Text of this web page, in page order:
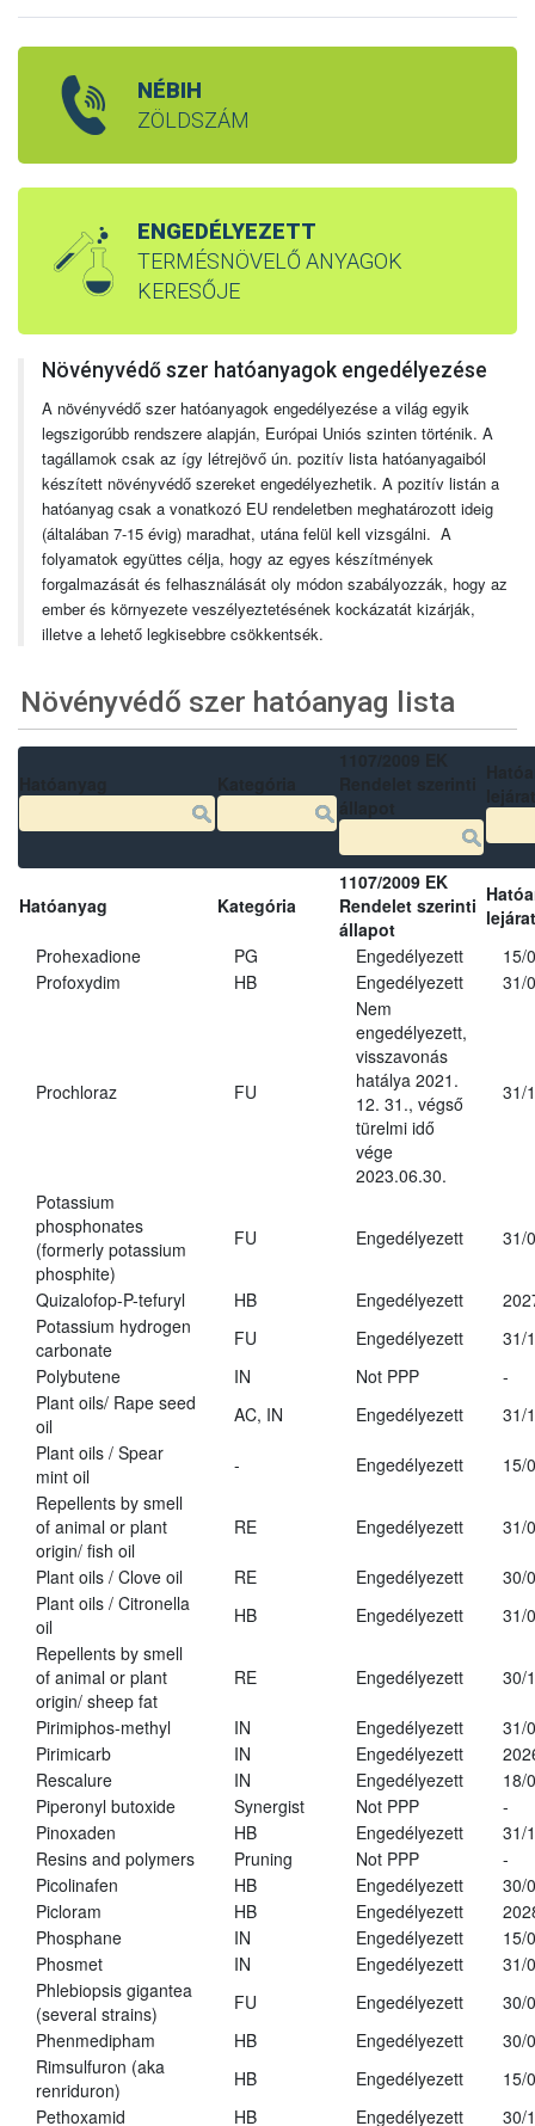
NÉBIH
ZÖLDSZÁM
ENGEDÉLYEZETT
TERMÉSNÖVELŐ ANYAGOK
KERESŐJE
Növényvédő szer hatóanyagok engedélyezése
A növényvédő szer hatóanyagok engedélyezése a világ egyik
legszigorúbb rendszere alapján, Európai Uniós szinten történik. A
tagállamok csak az így létrejövő ún. pozitív lista hatóanyagaiból
készített növényvédő szereket engedélyezhetik. A pozitív listán a
hatóanyag csak a vonatkozó EU rendeletben meghatározott ideig
(általában 7-15 évig) maradhat, utána felül kell vizsgálni. A
folyamatok együttes célja, hogy az egyes készítmények
forgalmazását és felhasználását oly módon szabályozzák, hogy az
ember és környezete veszélyeztetésének kockázatát kizárják,
illetve a lehető legkisebbre csökkentsék.
Növényvédő szer hatóanyag lista
Hatóanyag Kategória
1107/2009 EK
Rendelet szerinti
állapot
Prohexadione
PG Engedélyezett
15/
Profoxydim
HB Engedélyezett 31/
Prochloraz FU
Nem
engedélyezett,
visszavonás
hatálya 2021.
12. 31., végső
türelmi idő
vége
2023.06.30.
31/
Potassium
phosphonates
(formerly potassium
phosphite)
FU Engedélyezett 31/
Quizalofop-P-tefuryl HB Engedélyezett
Potassium hydrogen
carbonate
FU Engedélyezett
31/
Polybutene
IN Not PPP
-
Plant oils/ Rape seed
oil
AC, IN Engedélyezett
31/
Plant oils / Spear
mint oil
- Engedélyezett
15/
Repellents by smell
of animal or plant
origin/ fish oil
RE Engedélyezett 31/
Plant oils / Clove oil RE Engedélyezett
30/
Plant oils / Citronella
oil
HB Engedélyezett
31/
Repellents by smell
of animal or plant
origin/ sheep fat
RE Engedélyezett 30/
Pirimiphos-methyl IN Engedélyezett
31/
Pirimicarb
IN Engedélyezett
Rescalure
IN Engedélyezett
18/
Piperonyl butoxide
Synergist Not PPP
-
Pinoxaden
HB Engedélyezett
31/
Resins and polymers
Pruning Not PPP
-
Picolinafen
HB Engedélyezett
30/
Picloram
HB Engedélyezett
Phosphane
IN Engedélyezett
15/
Phosmet
IN Engedélyezett
31/
Phlebiopsis gigantea
(several strains)
FU Engedélyezett
30/
Phenmedipham
HB Engedélyezett
30/
Rimsulfuron (aka
renriduron)
HB Engedélyezett
15/
Pethoxamid
HB Engedélyezett
30/